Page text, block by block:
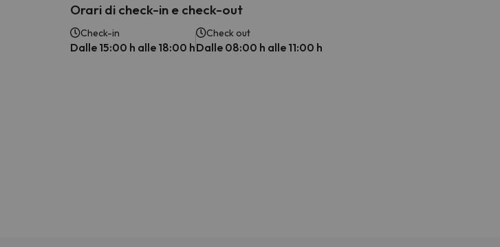
Orari di check-in e check-out
Check-in
Dalle 15:00 h alle 18:00 h
Check out
Dalle 08:00 h alle 11:00 h